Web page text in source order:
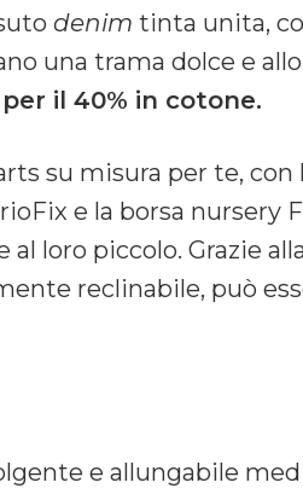
denim tinta unita,
una trama dolce e
il 40% in cotone.
su misura per te, con
e la borsa nursery
loro piccolo. Grazie
reclinabile, può
e allungabile